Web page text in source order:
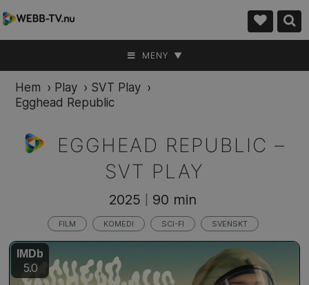
MENY ▼
Hem › Play › SVT Play ›
Egghead Republic
EGGHEAD REPUBLIC –
SVT PLAY
2025 90 min
FILM KOMEDI SCI-FI SVENSKT
IMDb
5.0